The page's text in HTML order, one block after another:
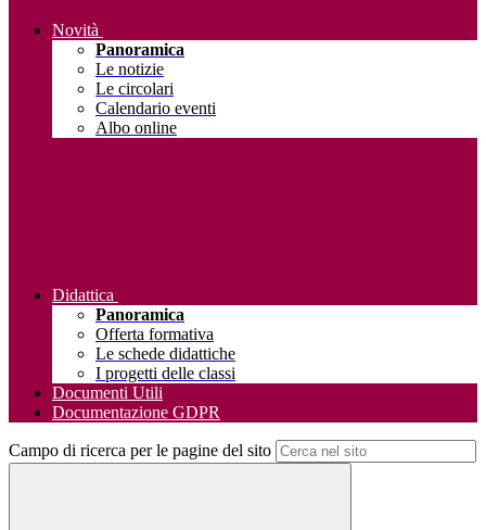
Novità
Panoramica
Le notizie
Le circolari
Calendario eventi
Albo online
Didattica
Panoramica
Offerta formativa
Le schede didattiche
I progetti delle classi
Documenti Utili
Documentazione GDPR
Campo di ricerca per le pagine del sito